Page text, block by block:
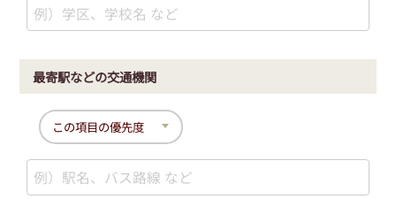
最寄駅などの交通機関